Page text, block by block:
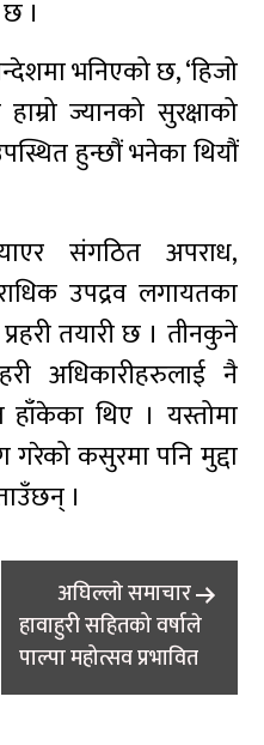
।
भनिएको छ, ‘हिजो
ज्यानको सुरक्षाको
हुन्छौं भनेका थियौं
संगठित अपराध,
उपद्रव लगायतका
तयारी छ । तीनकुने
अधिकारीहरुलाई नै
हाँकेका थिए । यस्तोमा
गरेको कसुरमा पनि मुद्दा
।
अघिल्लाे समाचार
हावाहुरी सहितको वर्षाले
पाल्पा महोत्सव प्रभावित